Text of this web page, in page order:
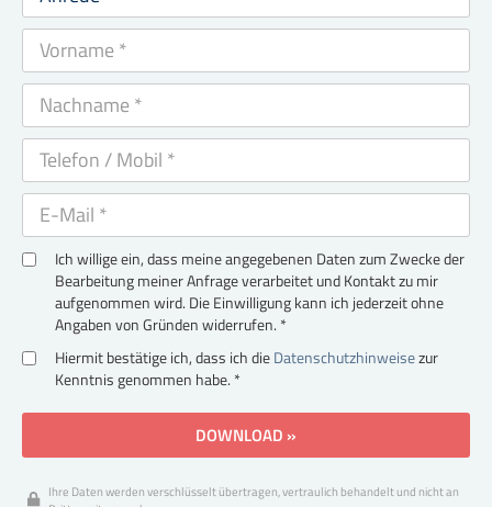
Ich willige ein, dass meine angegebenen Daten zum Zwecke der
Bearbeitung meiner Anfrage verarbeitet und Kontakt zu mir
aufgenommen wird. Die Einwilligung kann ich jederzeit ohne
Angaben von Gründen widerrufen. *
Hiermit bestätige ich, dass ich die Datenschutzhinweisezur
Kenntnis genommen habe. *
DOWNLOAD »
Ihre Daten werden verschlüsselt übertragen, vertraulich behandelt und nicht an